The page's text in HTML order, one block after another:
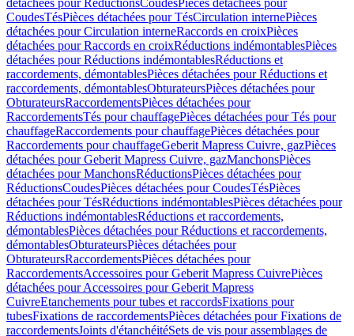
détachées pour RéductionsCoudesPièces détachées pour
CoudesTésPièces détachées pour TésCirculation internePièces
détachées pour Circulation interneRaccords en croixPièces
détachées pour Raccords en croixRéductions indémontablesPièces
détachées pour Réductions indémontablesRéductions et
raccordements, démontablesPièces détachées pour Réductions et
raccordements, démontablesObturateursPièces détachées pour
ObturateursRaccordementsPièces détachées pour
RaccordementsTés pour chauffagePièces détachées pour Tés pour
chauffageRaccordements pour chauffagePièces détachées pour
Raccordements pour chauffageGeberit Mapress Cuivre, gazPièces
détachées pour Geberit Mapress Cuivre, gazManchonsPièces
détachées pour ManchonsRéductionsPièces détachées pour
RéductionsCoudesPièces détachées pour CoudesTésPièces
détachées pour TésRéductions indémontablesPièces détachées pour
Réductions indémontablesRéductions et raccordements,
démontablesPièces détachées pour Réductions et raccordements,
démontablesObturateursPièces détachées pour
ObturateursRaccordementsPièces détachées pour
RaccordementsAccessoires pour Geberit Mapress CuivrePièces
détachées pour Accessoires pour Geberit Mapress
CuivreEtanchements pour tubes et raccordsFixations pour
tubesFixations de raccordementsPièces détachées pour Fixations de
raccordementsJoints d'étanchéitéSets de vis pour assemblages de